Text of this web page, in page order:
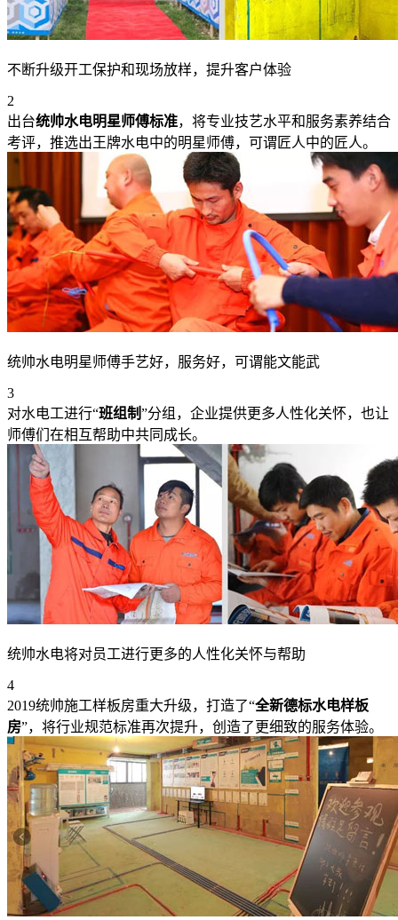
不断升级开工保护和现场放样，提升客户体验
2
出台统帅水电明星师傅标准，将专业技艺水平和服务素养结合
考评，推选出王牌水电中的明星师傅，可谓匠人中的匠人。
统帅水电明星师傅手艺好，服务好，可谓能文能武
3
对水电工进行“班组制”分组，企业提供更多人性化关怀，也让
师傅们在相互帮助中共同成长。
统帅水电将对员工进行更多的人性化关怀与帮助
4
2019统帅施工样板房重大升级，打造了“全新德标水电样板
房”，将行业规范标准再次提升，创造了更细致的服务体验。